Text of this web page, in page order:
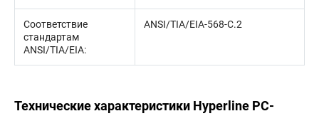
Соответствие
стандартам
ANSI/TIA/EIA:
ANSI/TIA/EIA-568-С.2
Технические характеристики Hyperline PC-